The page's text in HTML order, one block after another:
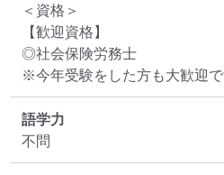
＜資格＞
【歓迎資格】
◎社会保険労務士
※今年受験をした方も大歓迎で
語学力
不問